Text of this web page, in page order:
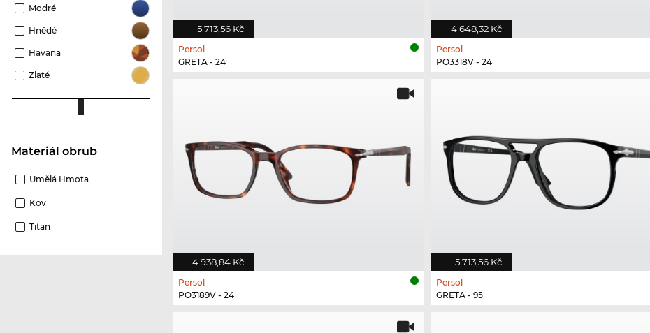
Modré
Hnědé
Havana
Zlaté
Materiál obrub
Umělá Hmota
Kov
Titan
5 713,56 Kč
Persol
GRETA - 24
4 648,32 Kč
Persol
PO3318V - 24
4 938,84 Kč
Persol
PO3189V - 24
5 713,56 Kč
Persol
GRETA - 95